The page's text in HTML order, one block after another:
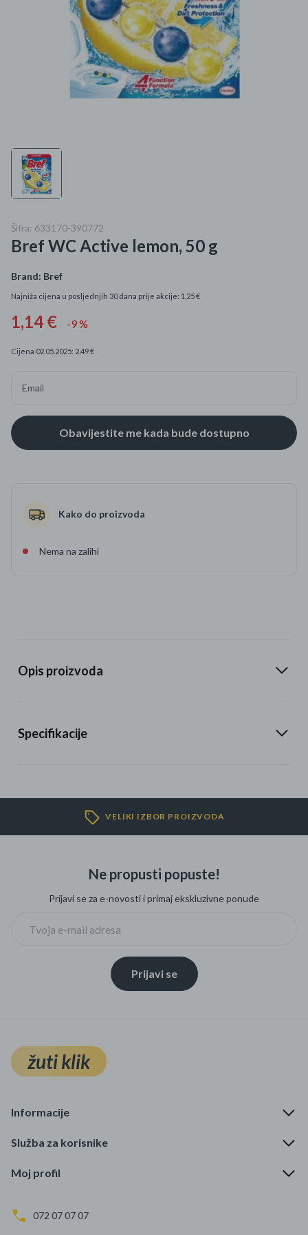
Mame i bebe
Specijalne kategorije
Čišćenje zaliha
Ograničena cijena
Najpopularniji proizvodi
Roba s greškom
Šifra: 633170-390772
Bref WC Active lemon, 50 g
Brand: Bref
Najniža cijena u posljednjih 30 dana prije akcije: 1,25 €
1,14 € -9 %
Cijena 02.05.2025: 2,49 €
Email
Kako do proizvoda
Nema na zalihi
Opis proizvoda
Specifikacije
VELIKI IZBOR PROIZVODA
Ne propusti popuste!
Prijavi se za e-novosti i primaj ekskluzivne ponude
Prijavi se
žuti klik
Informacije
Služba za korisnike
Moj profil
072 07 07 07